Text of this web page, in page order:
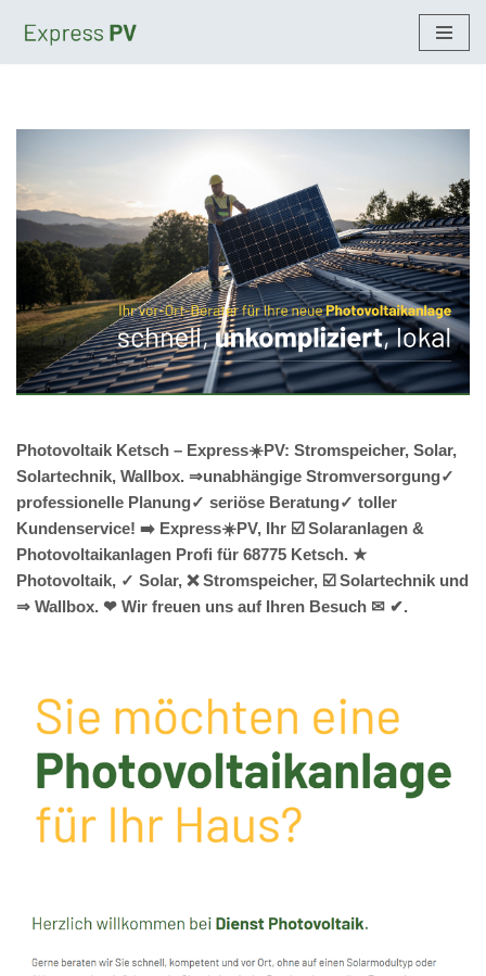
Photovoltaik Ketsch – Express☀️PV️: Stromspeicher, Solar,
Solartechnik, Wallbox. ⇒unabhängige Stromversorgung✓
professionelle Planung✓ seriöse Beratung✓ toller
Kundenservice! ➡️ Express☀️PV️, Ihr ☑️ Solaranlagen &
Photovoltaikanlagen Profi für 68775 Ketsch. ★
Photovoltaik, ✓ Solar, ❌ Stromspeicher, ☑️ Solartechnik und
⇒ Wallbox. ❤ Wir freuen uns auf Ihren Besuch ✉ ✔.